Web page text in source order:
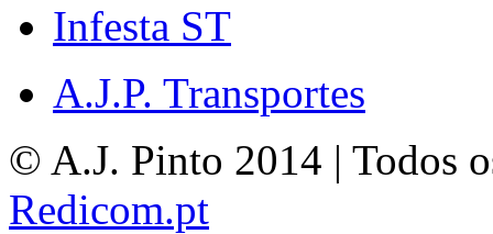
Infesta ST
A.J.P. Transportes
© A.J. Pinto 2014 | Todos
Redicom.pt